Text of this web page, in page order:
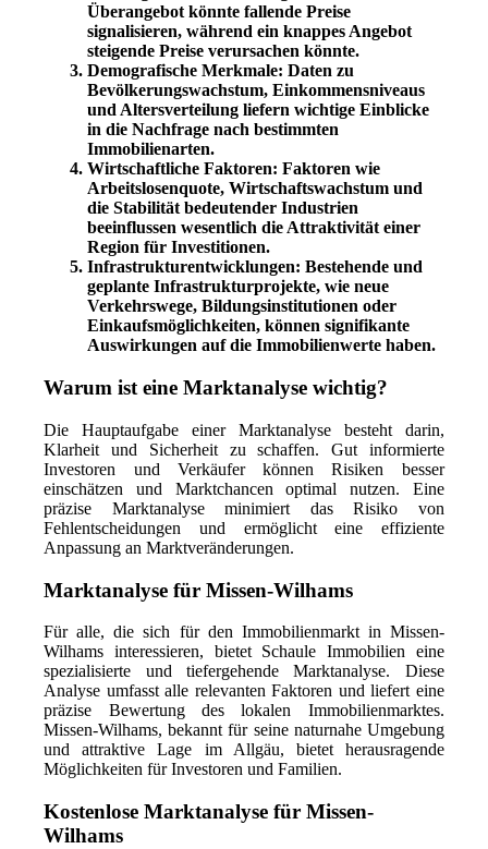
Überangebot könnte fallende Preise
signalisieren, während ein knappes Angebot
steigende Preise verursachen könnte.
Demografische Merkmale: Daten zu
Bevölkerungswachstum, Einkommensniveaus
und Altersverteilung liefern wichtige Einblicke
in die Nachfrage nach bestimmten
Immobilienarten.
Wirtschaftliche Faktoren: Faktoren wie
Arbeitslosenquote, Wirtschaftswachstum und
die Stabilität bedeutender Industrien
beeinflussen wesentlich die Attraktivität einer
Region für Investitionen.
Infrastrukturentwicklungen: Bestehende und
geplante Infrastrukturprojekte, wie neue
Verkehrswege, Bildungsinstitutionen oder
Einkaufsmöglichkeiten, können signifikante
Auswirkungen auf die Immobilienwerte haben.
Warum ist eine Marktanalyse wichtig?
Die Hauptaufgabe einer Marktanalyse besteht darin,
Klarheit und Sicherheit zu schaffen. Gut informierte
Investoren und Verkäufer können Risiken besser
einschätzen und Marktchancen optimal nutzen. Eine
präzise Marktanalyse minimiert das Risiko von
Fehlentscheidungen und ermöglicht eine effiziente
Anpassung an Marktveränderungen.
Marktanalyse für Missen-Wilhams
Für alle, die sich für den Immobilienmarkt in Missen-
Wilhams interessieren, bietet Schaule Immobilien eine
spezialisierte und tiefergehende Marktanalyse. Diese
Analyse umfasst alle relevanten Faktoren und liefert eine
präzise Bewertung des lokalen Immobilienmarktes.
Missen-Wilhams, bekannt für seine naturnahe Umgebung
und attraktive Lage im Allgäu, bietet herausragende
Möglichkeiten für Investoren und Familien.
Kostenlose Marktanalyse für Missen-
Wilhams